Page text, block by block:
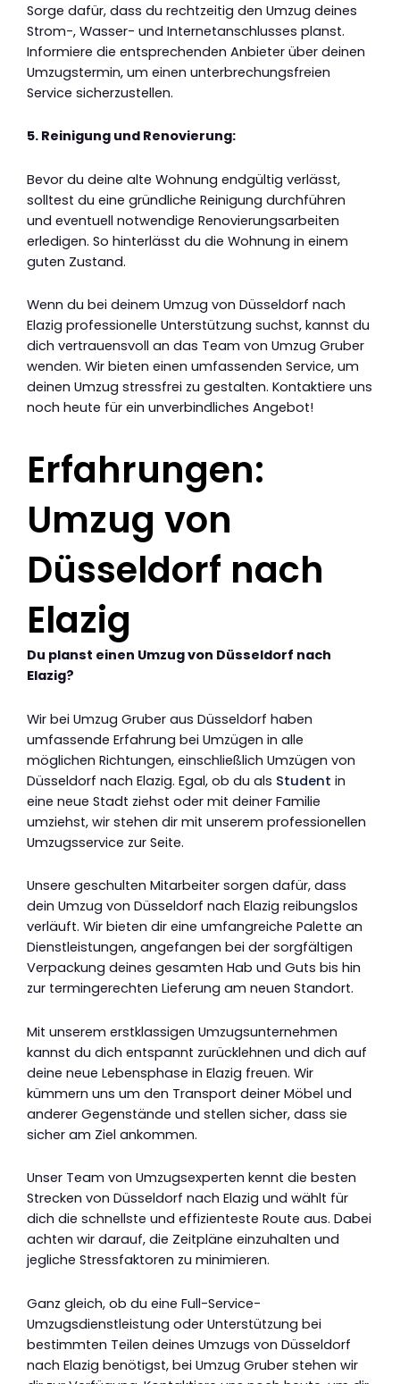
Sorge dafür, dass du rechtzeitig den Umzug deines
Strom-, Wasser- und Internetanschlusses planst.
Informiere die entsprechenden Anbieter über deinen
Umzugstermin, um einen unterbrechungsfreien
Service sicherzustellen.
5. Reinigung und Renovierung:
Bevor du deine alte Wohnung endgültig verlässt,
solltest du eine gründliche Reinigung durchführen
und eventuell notwendige Renovierungsarbeiten
erledigen. So hinterlässt du die Wohnung in einem
guten Zustand.
Wenn du bei deinem Umzug von Düsseldorf nach
Elazig professionelle Unterstützung suchst, kannst du
dich vertrauensvoll an das Team von Umzug Gruber
wenden. Wir bieten einen umfassenden Service, um
deinen Umzug stressfrei zu gestalten. Kontaktiere uns
noch heute für ein unverbindliches Angebot!
Erfahrungen:
Umzug von
Düsseldorf nach
Elazig
Du planst einen Umzug von Düsseldorf nach
Elazig?
Wir bei Umzug Gruber aus Düsseldorf haben
umfassende Erfahrung bei Umzügen in alle
möglichen Richtungen, einschließlich Umzügen von
Düsseldorf nach Elazig. Egal, ob du als Student in
eine neue Stadt ziehst oder mit deiner Familie
umziehst, wir stehen dir mit unserem professionellen
Umzugsservice zur Seite.
Unsere geschulten Mitarbeiter sorgen dafür, dass
dein Umzug von Düsseldorf nach Elazig reibungslos
verläuft. Wir bieten dir eine umfangreiche Palette an
Dienstleistungen, angefangen bei der sorgfältigen
Verpackung deines gesamten Hab und Guts bis hin
zur termingerechten Lieferung am neuen Standort.
Mit unserem erstklassigen Umzugsunternehmen
kannst du dich entspannt zurücklehnen und dich auf
deine neue Lebensphase in Elazig freuen. Wir
kümmern uns um den Transport deiner Möbel und
anderer Gegenstände und stellen sicher, dass sie
sicher am Ziel ankommen.
Unser Team von Umzugsexperten kennt die besten
Strecken von Düsseldorf nach Elazig und wählt für
dich die schnellste und effizienteste Route aus. Dabei
achten wir darauf, die Zeitpläne einzuhalten und
jegliche Stressfaktoren zu minimieren.
Ganz gleich, ob du eine Full-Service-
Umzugsdienstleistung oder Unterstützung bei
bestimmten Teilen deines Umzugs von Düsseldorf
nach Elazig benötigst, bei Umzug Gruber stehen wir